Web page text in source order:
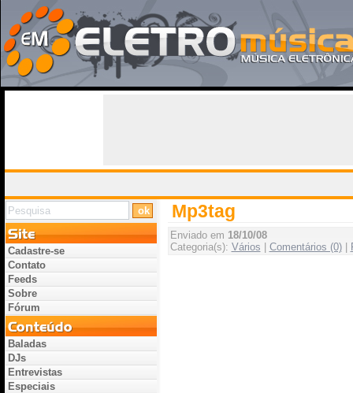
Mp3tag
Enviado em 18/10/08
Categoria(s): Vários Comentários (0)|
Cadastre-se
Contato
Feeds
Sobre
Fórum
Baladas
DJs
Entrevistas
Especiais